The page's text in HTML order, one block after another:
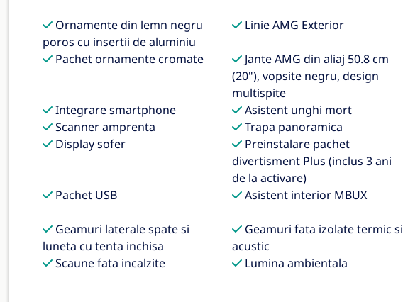
Ornamente din lemn negru
poros cu insertii de aluminiu
Linie AMG Exterior
Pachet ornamente cromate
Jante AMG din aliaj 50.8 cm
(20"), vopsite negru, design
multispite
Integrare smartphone Asistent unghi mort
Scanner amprenta
Trapa panoramica
Display sofer
Preinstalare pachet
divertisment Plus (inclus 3 ani
de la activare)
Pachet USB Asistent interior MBUX
Geamuri laterale spate si
luneta cu tenta inchisa
Geamuri fata izolate termic si
acustic
Scaune fata incalzite Lumina ambientala